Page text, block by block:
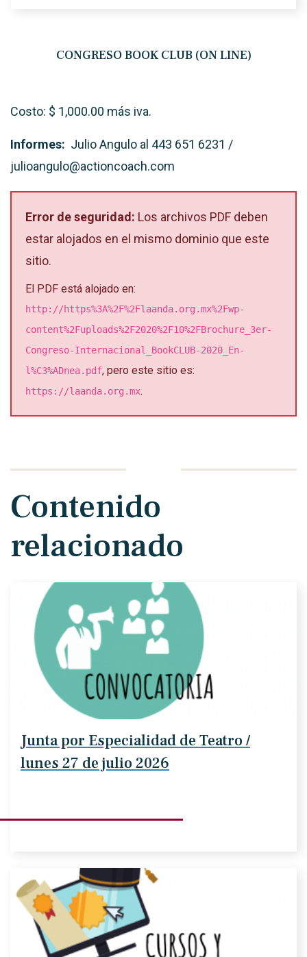
CONGRESO BOOK CLUB (ON LINE)
Costo: $ 1,000.00 más iva.
Informes: Julio Angulo al 443 651 6231 /
julioangulo@actioncoach.com
Error de seguridad: Los archivos PDF deben
estar alojados en el mismo dominio que este
sitio.
El PDF está alojado en:
http://https%3A%2F%2Flaanda.org.mx%2Fwp-
content%2Fuploads%2F2020%2F10%2FBrochure_3er-
Congreso-Internacional_BookCLUB-2020_En-
l%C3%ADnea.pdf, pero este sitio es:
https://laanda.org.mx.
Contenido
relacionado
Junta por Especialidad de Teatro /
lunes 27 de julio 2026